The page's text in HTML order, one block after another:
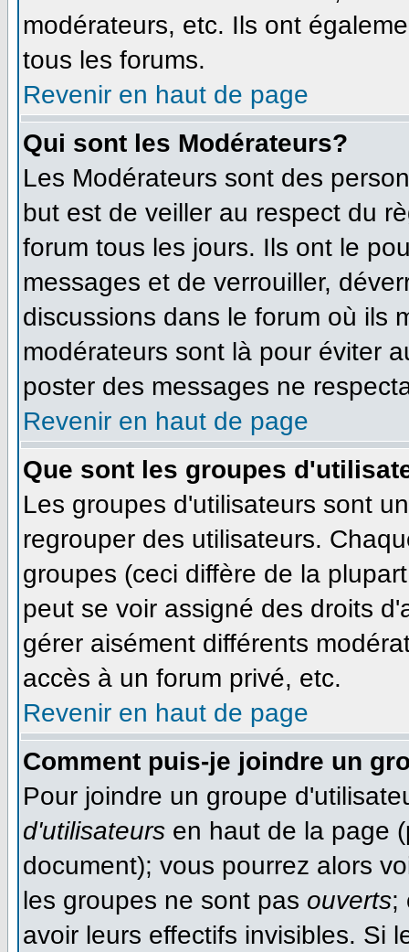
modérateurs, etc. Ils ont
tous les forums.
Revenir en haut de page
Qui sont les Modérateurs?
Les Modérateurs sont des
but est de veiller au respect du
forum tous les jours. Ils ont le
messages et de verrouiller,
discussions dans le forum où ils
modérateurs sont là pour éviter
poster des messages ne
Revenir en haut de page
Que sont les groupes
Les groupes d'utilisateurs sont
regrouper des utilisateurs.
groupes (ceci diffère de la
peut se voir assigné des droits
gérer aisément différents
accès à un forum privé, etc.
Revenir en haut de page
Comment puis-je joindre un
Pour joindre un groupe
d'utilisateurs en haut de la page
document); vous pourrez alors
les groupes ne sont pas ouverts;
avoir leurs effectifs invisibles. Si